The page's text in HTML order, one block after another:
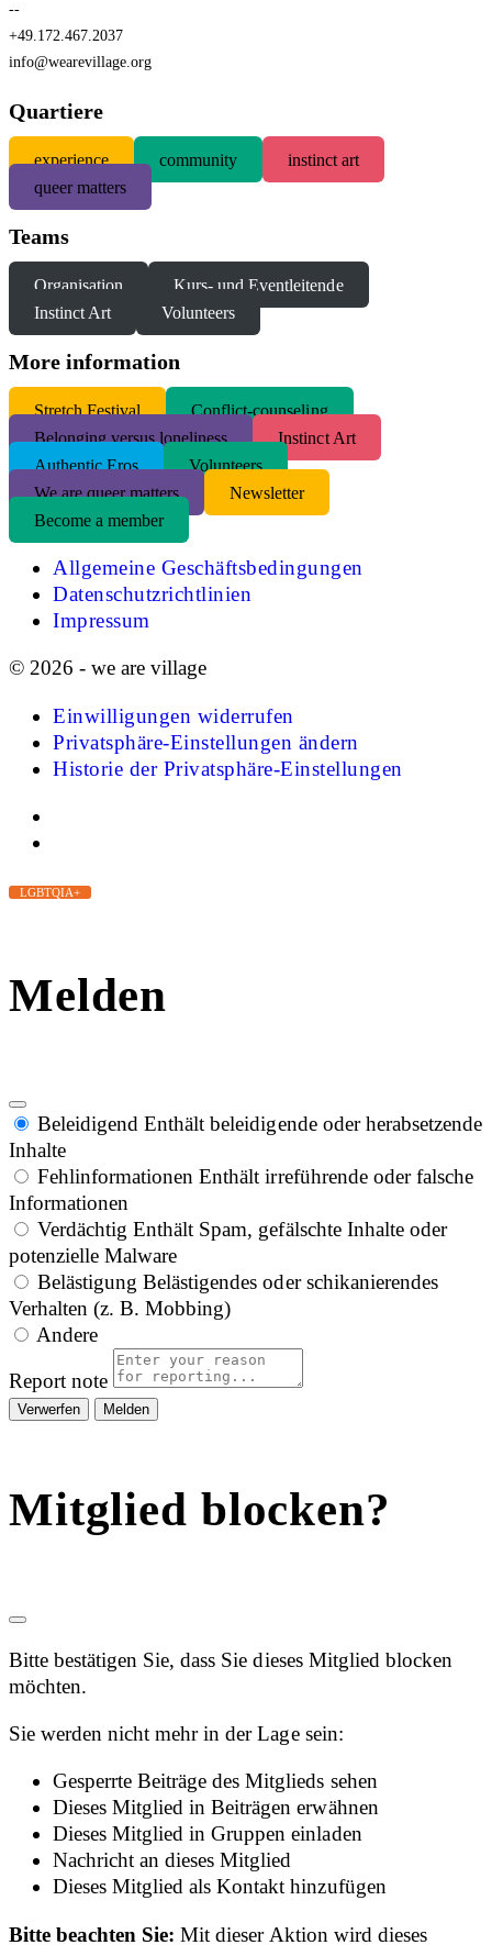
--
+49.172.467.2037
info@wearevillage.org
Quartiere
experience community
instinct art
queer matters
Teams
Organisation
Kurs- und Eventleitende
Instinct Art
Volunteers
More information
Stretch Festival
Conflict-counseling
Belonging versus loneliness
Instinct Art
Authentic Eros
Volunteers
We are queer matters
Newsletter
Become a member
Allgemeine Geschäftsbedingungen
Datenschutzrichtlinien
Impressum
© 2026 - we are village
Einwilligungen widerrufen
Privatsphäre-Einstellungen ändern
Historie der Privatsphäre-Einstellungen
LGBTQIA+
Melden
Beleidigend Enthält beleidigende oder herabsetzende
Inhalte
Fehlinformationen Enthält irreführende oder falsche
Informationen
Verdächtig Enthält Spam, gefälschte Inhalte oder
potenzielle Malware
Belästigung Belästigendes oder schikanierendes
Verhalten (z. B. Mobbing)
Andere
Report note
Melden
Mitglied blocken?
Bitte bestätigen Sie, dass Sie dieses Mitglied blocken
möchten.
Sie werden nicht mehr in der Lage sein:
Gesperrte Beiträge des Mitglieds sehen
Dieses Mitglied in Beiträgen erwähnen
Dieses Mitglied in Gruppen einladen
Nachricht an dieses Mitglied
Dieses Mitglied als Kontakt hinzufügen
Bitte beachten Sie:Mit dieser Aktion wird dieses